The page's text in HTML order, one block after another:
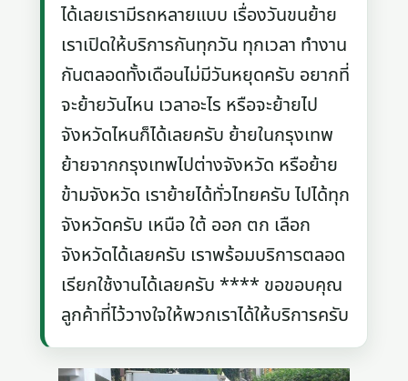
ได้เลยเรามีรถหลายแบบ เรื่องวันขนย้าย
เราเปิดให้บริการกันทุกวัน ทุกเวลา ทำงาน
กันตลอดทั้งเดือนไม่มีวันหยุดครับ อยากที่
จะย้ายวันไหน เวลาอะไร หรือจะย้ายไป
จังหวัดไหนก็ได้เลยครับ ย้ายในกรุงเทพ
ย้ายจากกรุงเทพไปต่างจังหวัด หรือย้าย
ข้ามจังหวัด เราย้ายได้ทั่วไทยครับ ไปได้ทุก
จังหวัดครับ เหนือ ใต้ ออก ตก เลือก
จังหวัดได้เลยครับ เราพร้อมบริการตลอด
เรียกใช้งานได้เลยครับ **** ขอขอบคุณ
ลูกค้าที่ไว้วางใจให้พวกเราได้ให้บริการครับ